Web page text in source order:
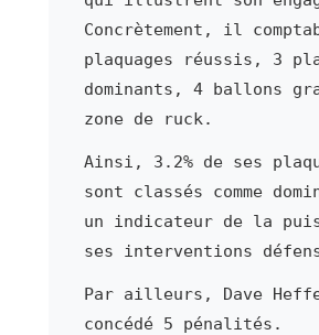
Concrètement, il
plaquages réussis, 3
dominants, 4 ballons
zone de ruck.
Ainsi, 3.2% de ses
sont classés comme
un indicateur de la
ses interventions
Par ailleurs, Dave
concédé 5 pénalités.